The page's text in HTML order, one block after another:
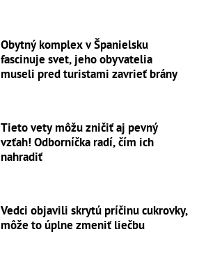
Obytný komplex v Španielsku
fascinuje svet, jeho obyvatelia
museli pred turistami zavrieť brány
Tieto vety môžu zničiť aj pevný
vzťah! Odborníčka radí, čím ich
nahradiť
Vedci objavili skrytú príčinu cukrovky,
môže to úplne zmeniť liečbu